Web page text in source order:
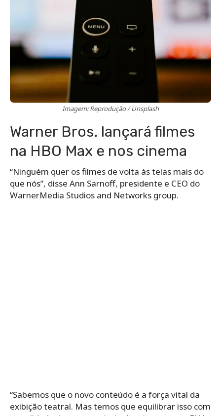
Imagem: Reprodução / Unsplash
Warner Bros. lançará filmes
na HBO Max e nos cinema
“Ninguém quer os filmes de volta às telas mais do
que nós”, disse Ann Sarnoff, presidente e CEO do
WarnerMedia Studios and Networks group.
“Sabemos que o novo conteúdo é a força vital da
exibição teatral. Mas temos que equilibrar isso com